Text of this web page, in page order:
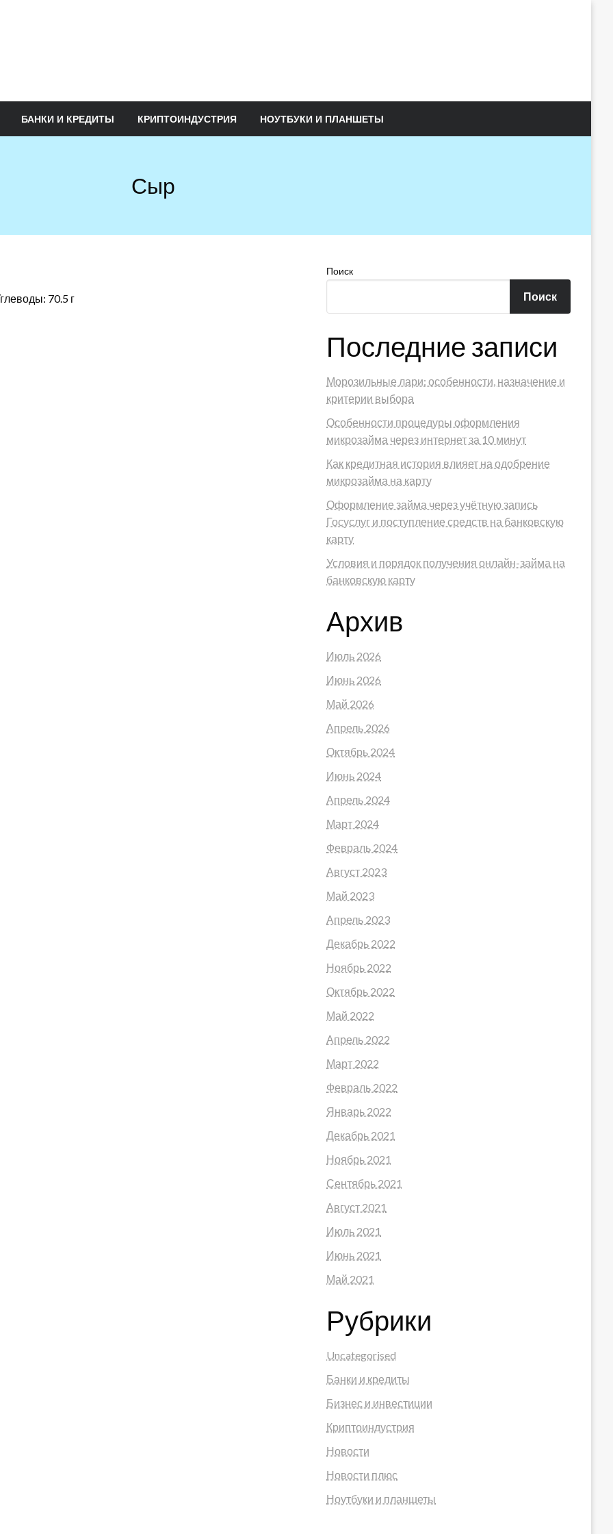
БАНКИ И КРЕДИТЫ КРИПТОИНДУСТРИЯ НОУТБУКИ И ПЛАНШЕТЫ
Сыр
70.5 г
Поиск
Поиск
Последние записи
Морозильные лари: особенности, назначение и
критерии выбора
Особенности процедуры оформления
микрозайма через интернет за 10 минут
Как кредитная история влияет на одобрение
микрозайма на карту
Оформление займа через учётную запись
Госуслуг и поступление средств на банковскую
карту
Условия и порядок получения онлайн-займа на
банковскую карту
Архив
Июль 2026
Июнь 2026
Май 2026
Апрель 2026
Октябрь 2024
Июнь 2024
Апрель 2024
Март 2024
Февраль 2024
Август 2023
Май 2023
Апрель 2023
Декабрь 2022
Ноябрь 2022
Октябрь 2022
Май 2022
Апрель 2022
Март 2022
Февраль 2022
Январь 2022
Декабрь 2021
Ноябрь 2021
Сентябрь 2021
Август 2021
Июль 2021
Июнь 2021
Май 2021
Рубрики
Uncategorised
Банки и кредиты
Бизнес и инвестиции
Криптоиндустрия
Новости
Новости плюс
Ноутбуки и планшеты